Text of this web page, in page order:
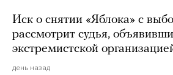
Иск о снятии «Яблока» с
рассмотрит судья,
экстремистской
день назад